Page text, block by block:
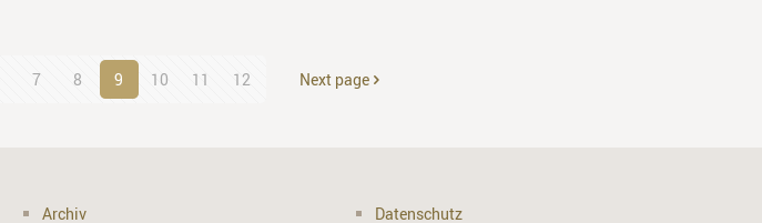
7 8 9 10 11 12 Next page
Archiv Datenschutz